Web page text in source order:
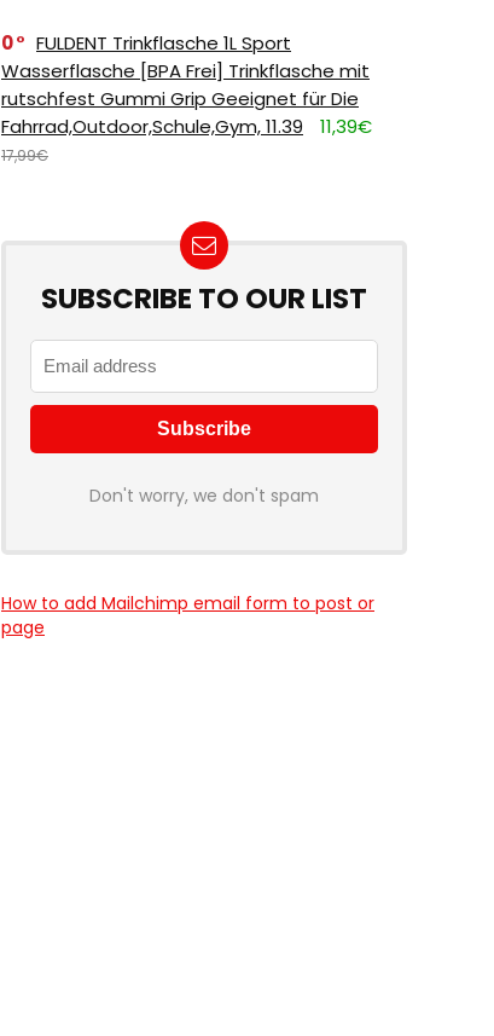
0
FULDENT Trinkflasche 1L Sport
Wasserflasche [BPA Frei] Trinkflasche mit
rutschfest Gummi Grip Geeignet für Die
Fahrrad,Outdoor,Schule,Gym, 11.39
11,39€
17,99€
SUBSCRIBE TO OUR LIST
Don't worry, we don't spam
How to add Mailchimp email form to post or
page